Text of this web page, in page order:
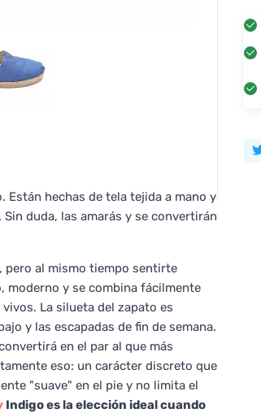
Están hechas de tela tejida a mano y
duda, las amarás y se convertirán
pero al mismo tiempo sentirte
moderno y se combina fácilmente
La silueta del zapato es
y las escapadas de fin de semana.
en el par al que más
eso: un carácter discreto que
"suave" en el pie y no limita el
Indigo es la elección ideal cuando